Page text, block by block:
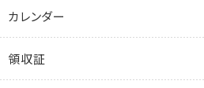
FSC森林認証
ファンシー
プリンター対応
パステルカラー封筒
白封筒
カラー封筒
角6封筒
角7封筒
角3
洋6
ミニ封筒
レターケース
ポリ封筒・はがき用ポリ袋
9号8丁付
9号16丁付
間伐材
カラー名刺
和紙・木材名刺
4つ折りカード
1号カード
A4（218×310）
レーザー
私製はがき
郵便はがき(官製)
会葬礼状・お悔み用カード
単判
お悔やみ用封筒・塩
年賀状デザイン集
箔押年賀はがき
カレンダー
卓上カレンダー
領収証